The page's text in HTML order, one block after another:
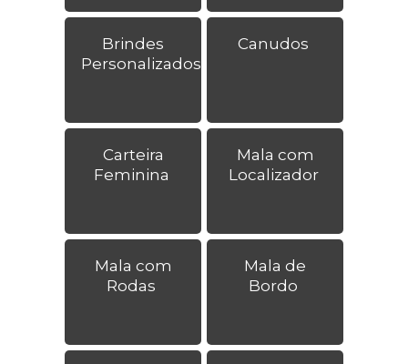
Brindes
Personalizados
Canudos
Carteira
Feminina
Mala com
Localizador
Mala com
Rodas
Mala de
Bordo